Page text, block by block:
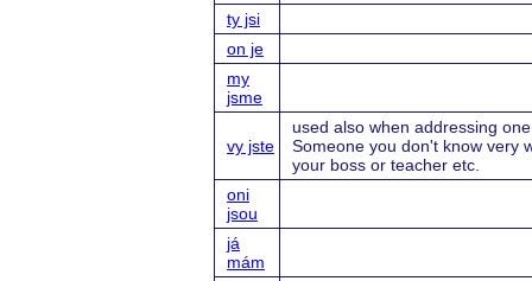
ty jsi
on je
my
jsme
vy jste
used also when addressing
Someone you don't know very
your boss or teacher etc.
oni
jsou
já
mám